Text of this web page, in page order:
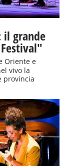
il grande
Oriente e
vivo la
provincia